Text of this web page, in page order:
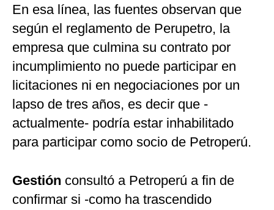
En esa línea, las fuentes observan que
según el reglamento de Perupetro, la
empresa que culmina su contrato por
incumplimiento no puede participar en
licitaciones ni en negociaciones por un
lapso de tres años, es decir que -
actualmente- podría estar inhabilitado
para participar como socio de Petroperú.
Gestión consultó a Petroperú a fin de
confirmar si -como ha trascendido